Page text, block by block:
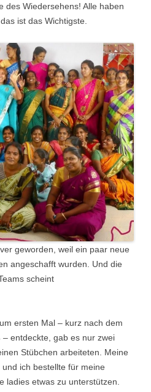
des Wiedersehens! Alle haben
ist das Wichtigste.
geworden, weil ein paar neue
angeschafft wurden. Und die
scheint
ersten Mal – kurz nach dem
entdeckte, gab es nur zwei
Stübchen arbeiteten. Meine
ich bestellte für meine
ladies etwas zu unterstützen.